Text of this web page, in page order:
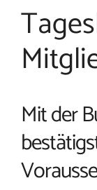
Mit der